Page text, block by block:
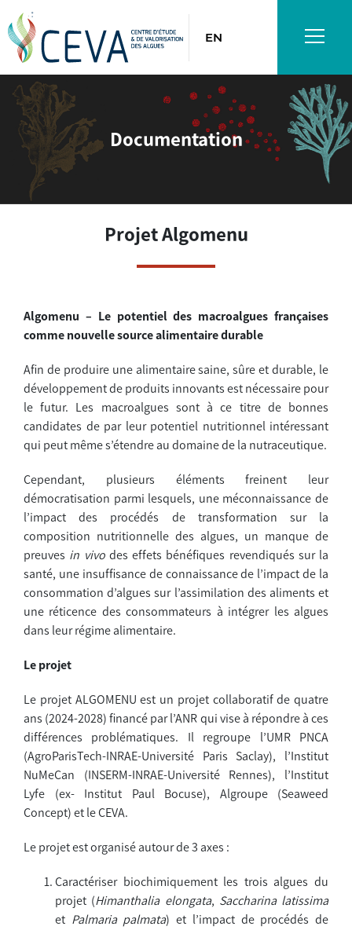
EN
Documentation
Projet Algomenu
Algomenu – Le potentiel des macroalgues françaises
comme nouvelle source alimentaire durable
Afin de produire une alimentaire saine, sûre et durable, le
développement de produits innovants est nécessaire pour
le futur. Les macroalgues sont à ce titre de bonnes
candidates de par leur potentiel nutritionnel intéressant
qui peut même s’étendre au domaine de la nutraceutique.
Cependant, plusieurs éléments freinent leur
démocratisation parmi lesquels, une méconnaissance de
l’impact des procédés de transformation sur la
composition nutritionnelle des algues, un manque de
preuves in vivodes effets bénéfiques revendiqués sur la
santé, une insuffisance de connaissance de l’impact de la
consommation d’algues sur l’assimilation des aliments et
une réticence des consommateurs à intégrer les algues
dans leur régime alimentaire.
Le projet
Le projet ALGOMENU est un projet collaboratif de quatre
ans (2024-2028) financé par l’ANR qui vise à répondre à ces
différences problématiques. Il regroupe l’UMR PNCA
(AgroParisTech-INRAE-Université Paris Saclay), l’Institut
NuMeCan (INSERM-INRAE-Université Rennes), l’Institut
Lyfe (ex- Institut Paul Bocuse), Algroupe (Seaweed
Concept) et le CEVA.
Le projet est organisé autour de 3 axes :
Caractériser biochimiquement les trois algues du
projet (Himanthalia elongata, Saccharina latissima
et Palmaria palmata) et l’impact de procédés de